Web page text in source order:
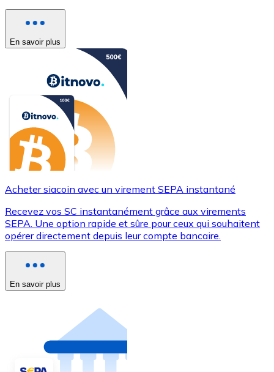
En savoir plus
Acheter siacoin avec un virement SEPA instantané
Recevez vos SC instantanément grâce aux virements
SEPA. Une option rapide et sûre pour ceux qui souhaitent
opérer directement depuis leur compte bancaire.
En savoir plus